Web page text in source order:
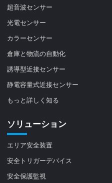
超音波センサー
光電センサー
カラーセンサー
倉庫と物流の自動化
誘導型近接センサー
静電容量式近接センサー
もっと詳しく知る
ソリューション
エリア安全装置
安全トリガーデバイス
安全保護監視